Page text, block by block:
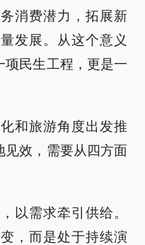
消费潜力，拓展新
发展。从这个意义
项民生工程，更是一
和旅游角度出发推
见效，需要从四方面
以需求牵引供给。
，而是处于持续演